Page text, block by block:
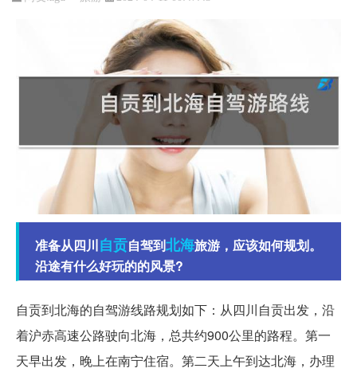
准备从四川自贡自驾到北海旅游，应该如何规划。
沿途有什么好玩的的风景?
自贡到北海的自驾游线路规划如下：从四川自贡出发，沿
着沪赤高速公路驶向北海，总共约900公里的路程。第一
天早出发，晚上在南宁住宿。第二天上午到达北海，办理